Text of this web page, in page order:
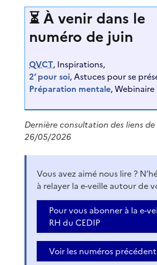
⏳ À venir dans le
numéro de juin
QVCT, Inspirations,
2’ pour soi, Astuces pour se
Préparation mentale, Webinaire
Dernière consultation des liens
26/05/2026
Vous avez aimé nous lire ?
à relayer la e-veille autour de
Pour vous abonner à la e-
RH du CEDIP
Voir les numéros